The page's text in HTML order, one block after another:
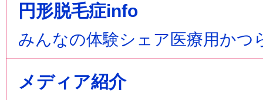
円形脱毛症info
みんなの体験シェア医療用かつ
メディア紹介